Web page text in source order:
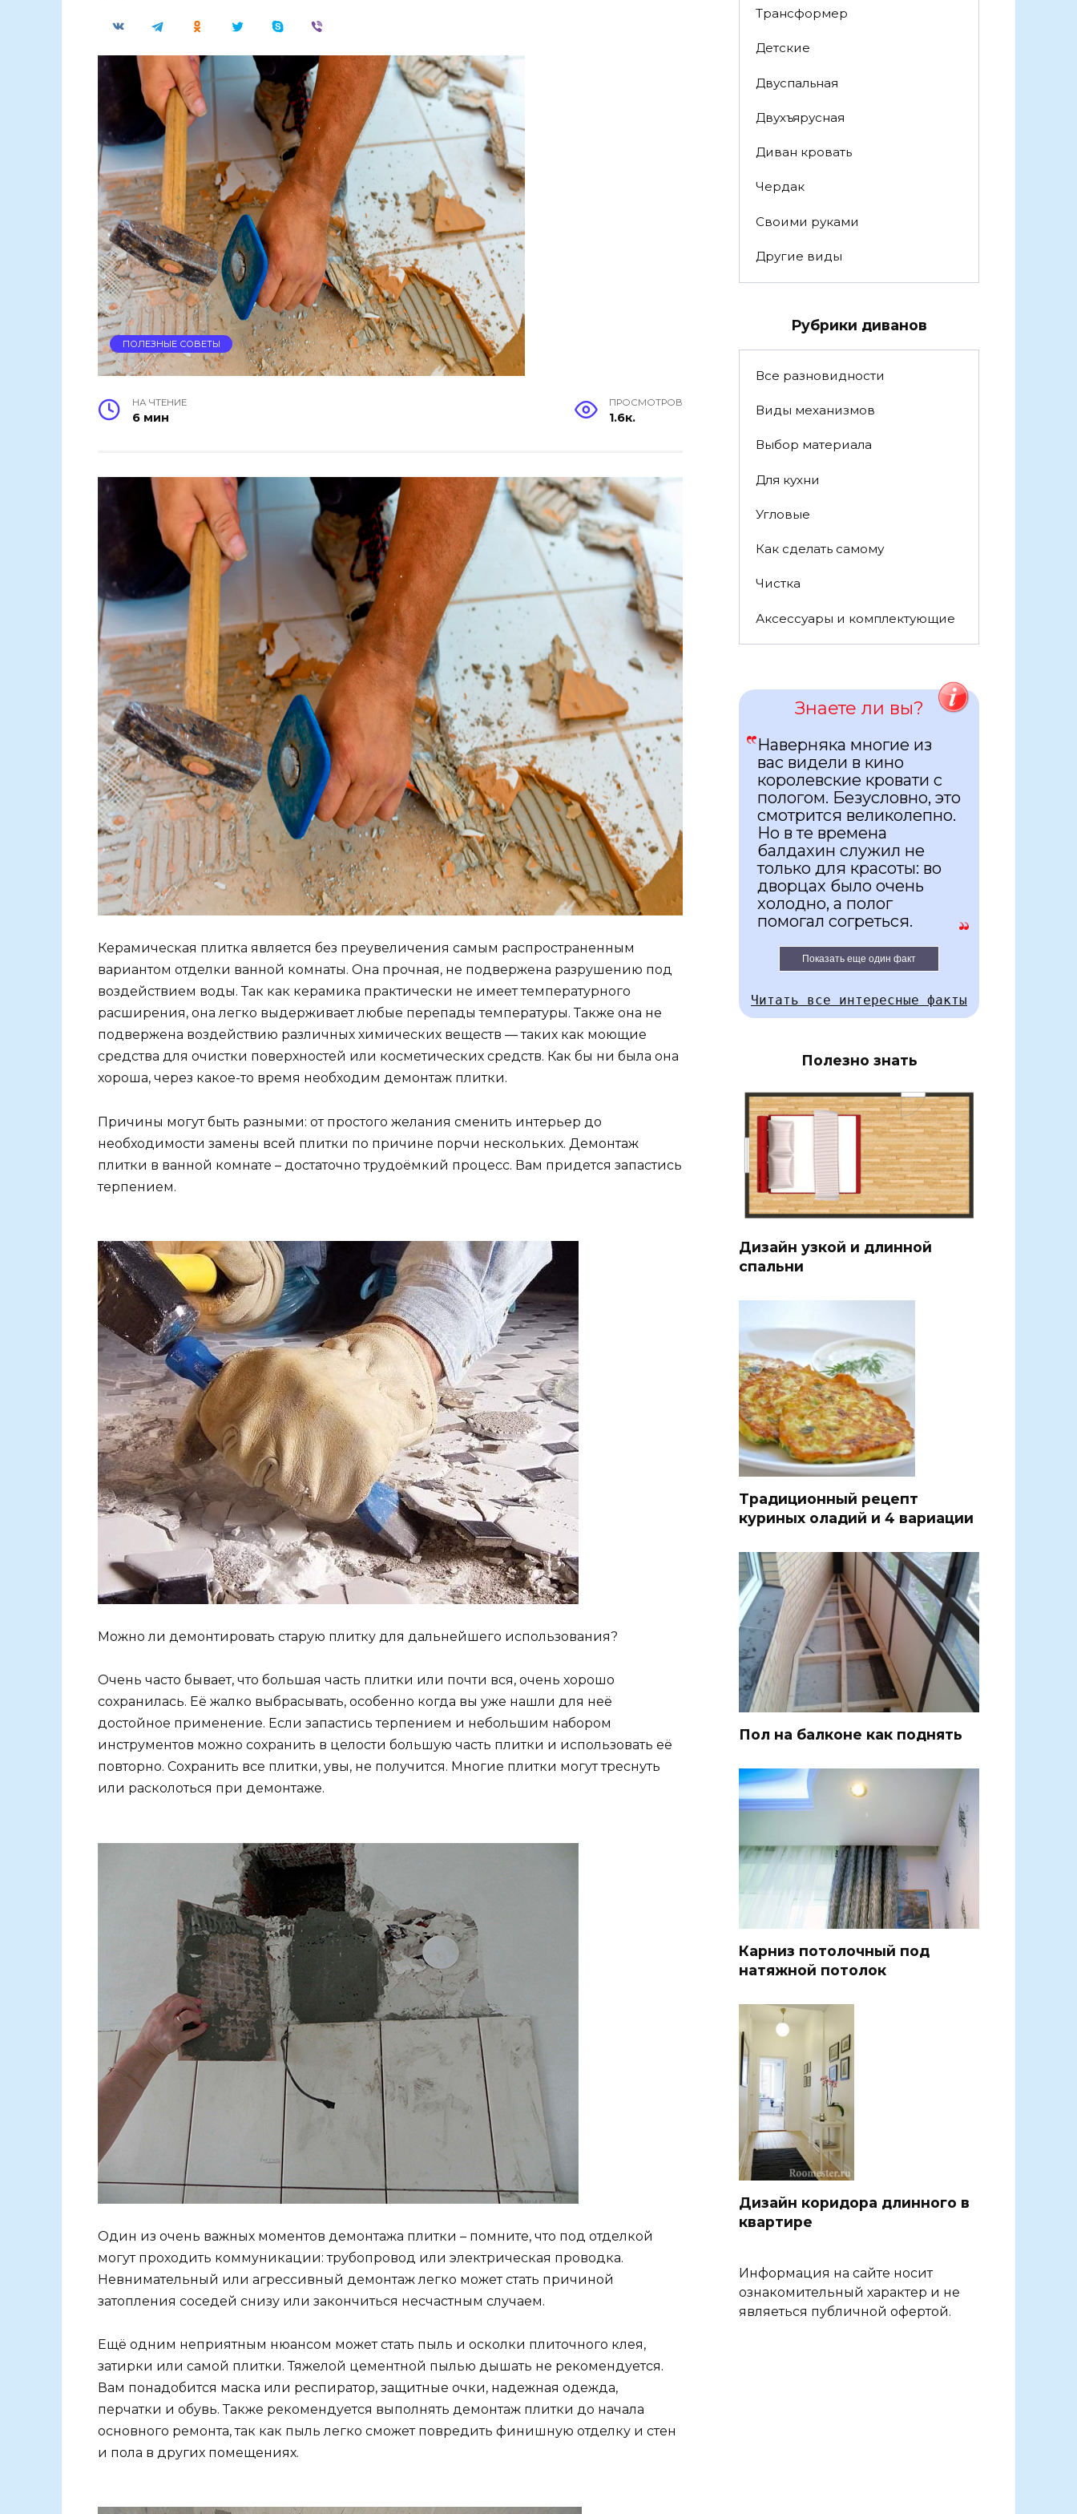
ПОЛЕЗНЫЕ СОВЕТЫ
НА ЧТЕНИЕ
6 мин
ПРОСМОТРОВ
1.6к.
Керамическая плитка является без преувеличения самым распространенным
вариантом отделки ванной комнаты. Она прочная, не подвержена разрушению под
воздействием воды. Так как керамика практически не имеет температурного
расширения, она легко выдерживает любые перепады температуры. Также она не
подвержена воздействию различных химических веществ — таких как моющие
средства для очистки поверхностей или косметических средств. Как бы ни была она
хороша, через какое-то время необходим демонтаж плитки.
Причины могут быть разными: от простого желания сменить интерьер до
необходимости замены всей плитки по причине порчи нескольких. Демонтаж
плитки в ванной комнате – достаточно трудоёмкий процесс. Вам придется запастись
терпением.
Можно ли демонтировать старую плитку для дальнейшего использования?
Очень часто бывает, что большая часть плитки или почти вся, очень хорошо
сохранилась. Её жалко выбрасывать, особенно когда вы уже нашли для неё
достойное применение. Если запастись терпением и небольшим набором
инструментов можно сохранить в целости большую часть плитки и использовать её
повторно. Сохранить все плитки, увы, не получится. Многие плитки могут треснуть
или расколоться при демонтаже.
Один из очень важных моментов демонтажа плитки – помните, что под отделкой
могут проходить коммуникации: трубопровод или электрическая проводка.
Невнимательный или агрессивный демонтаж легко может стать причиной
затопления соседей снизу или закончиться несчастным случаем.
Ещё одним неприятным нюансом может стать пыль и осколки плиточного клея,
затирки или самой плитки. Тяжелой цементной пылью дышать не рекомендуется.
Вам понадобится маска или респиратор, защитные очки, надежная одежда,
перчатки и обувь. Также рекомендуется выполнять демонтаж плитки до начала
основного ремонта, так как пыль легко сможет повредить финишную отделку и стен
и пола в других помещениях.
Трансформер
Детские
Двуспальная
Двухъярусная
Диван кровать
Чердак
Своими руками
Другие виды
Рубрики диванов
Все разновидности
Виды механизмов
Выбор материала
Для кухни
Угловые
Как сделать самому
Чистка
Аксессуары и комплектующие
Знаете ли вы?
Наверняка многие из
вас видели в кино
королевские кровати с
пологом. Безусловно, это
смотрится великолепно.
Но в те времена
балдахин служил не
только для красоты: во
дворцах было очень
холодно, а полог
помогал согреться.
Показать еще один факт
Читать все интересные факты
Полезно знать
Дизайн узкой и длинной
спальни
Традиционный рецепт
куриных оладий и 4 вариации
Пол на балконе как поднять
Карниз потолочный под
натяжной потолок
Дизайн коридора длинного в
квартире
Информация на сайте носит
ознакомительный характер и не
являеться публичной офертой.